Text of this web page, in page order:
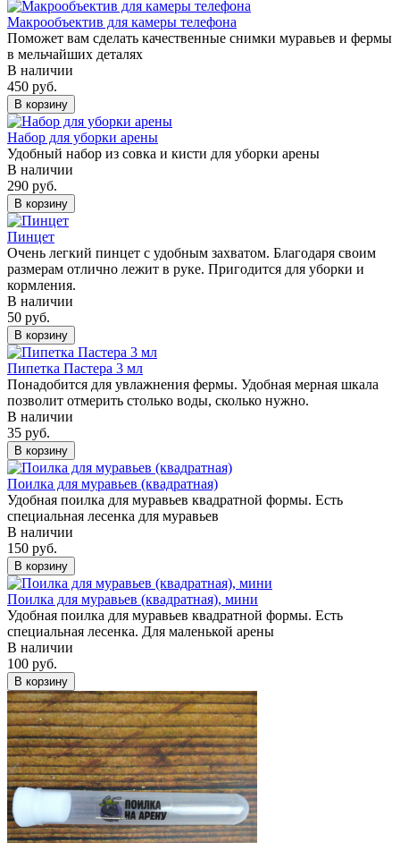
Макрообъектив для камеры телефона
Поможет вам сделать качественные снимки муравьев и фермы
в мельчайших деталях
В наличии
450 руб.
В корзину
Набор для уборки арены
Удобный набор из совка и кисти для уборки арены
В наличии
290 руб.
В корзину
Пинцет
Очень легкий пинцет с удобным захватом. Благодаря своим
размерам отлично лежит в руке. Пригодится для уборки и
кормления.
В наличии
50 руб.
В корзину
Пипетка Пастера 3 мл
Понадобится для увлажнения фермы. Удобная мерная шкала
позволит отмерить столько воды, сколько нужно.
В наличии
35 руб.
В корзину
Поилка для муравьев (квадратная)
Удобная поилка для муравьев квадратной формы. Есть
специальная лесенка для муравьев
В наличии
150 руб.
В корзину
Поилка для муравьев (квадратная), мини
Удобная поилка для муравьев квадратной формы. Есть
специальная лесенка. Для маленькой арены
В наличии
100 руб.
В корзину